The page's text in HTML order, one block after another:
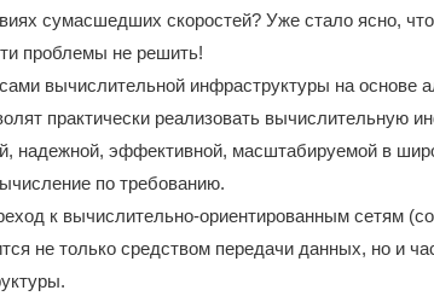
сумасшедших скоростей? Уже стало ясно, что
проблемы не решить!
вычислительной инфраструктуры на основе
практически реализовать вычислительную
надежной, эффективной, масштабируемой в
по требованию.
к вычислительно-ориентированным сетям
не только средством передачи данных, но и